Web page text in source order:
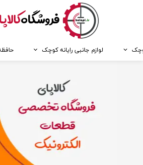
​فروشگاه
لوازم جانبی رایانه کوچک